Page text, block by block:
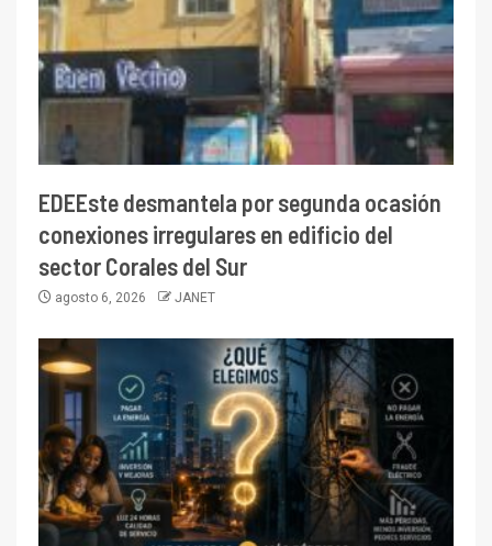
EDEEste desmantela por segunda ocasión
conexiones irregulares en edificio del
sector Corales del Sur
agosto 6, 2026 JANET